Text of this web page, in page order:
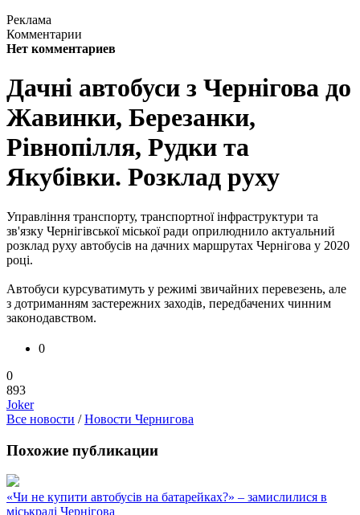
Реклама
Комментарии
Нет комментариев
Дачні автобуси з Чернігова до
Жавинки, Березанки,
Рівнопілля, Рудки та
Якубівки. Розклад руху
Управління транспорту, транспортної інфраструктури та
зв'язку Чернігівської міської ради оприлюднило актуальний
розклад руху автобусів на дачних маршрутах Чернігова у 2020
році.
Автобуси курсуватимуть у режимі звичайних перевезень, але
з дотриманням застережних заходів, передбачених чинним
законодавством.
0
0
893
Joker
Все новости /Новости Чернигова
Похожие публикации
«Чи не купити автобусів на батарейках?» – замислилися в
міськраді Чернігова